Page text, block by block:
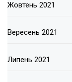
Жовтень 2021
Вересень 2021
Липень 2021